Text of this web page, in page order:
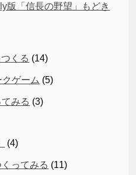
版「信長の野望」もどき
くる (14)
ゲーム (5)
みる (3)
(4)
ってみる (11)